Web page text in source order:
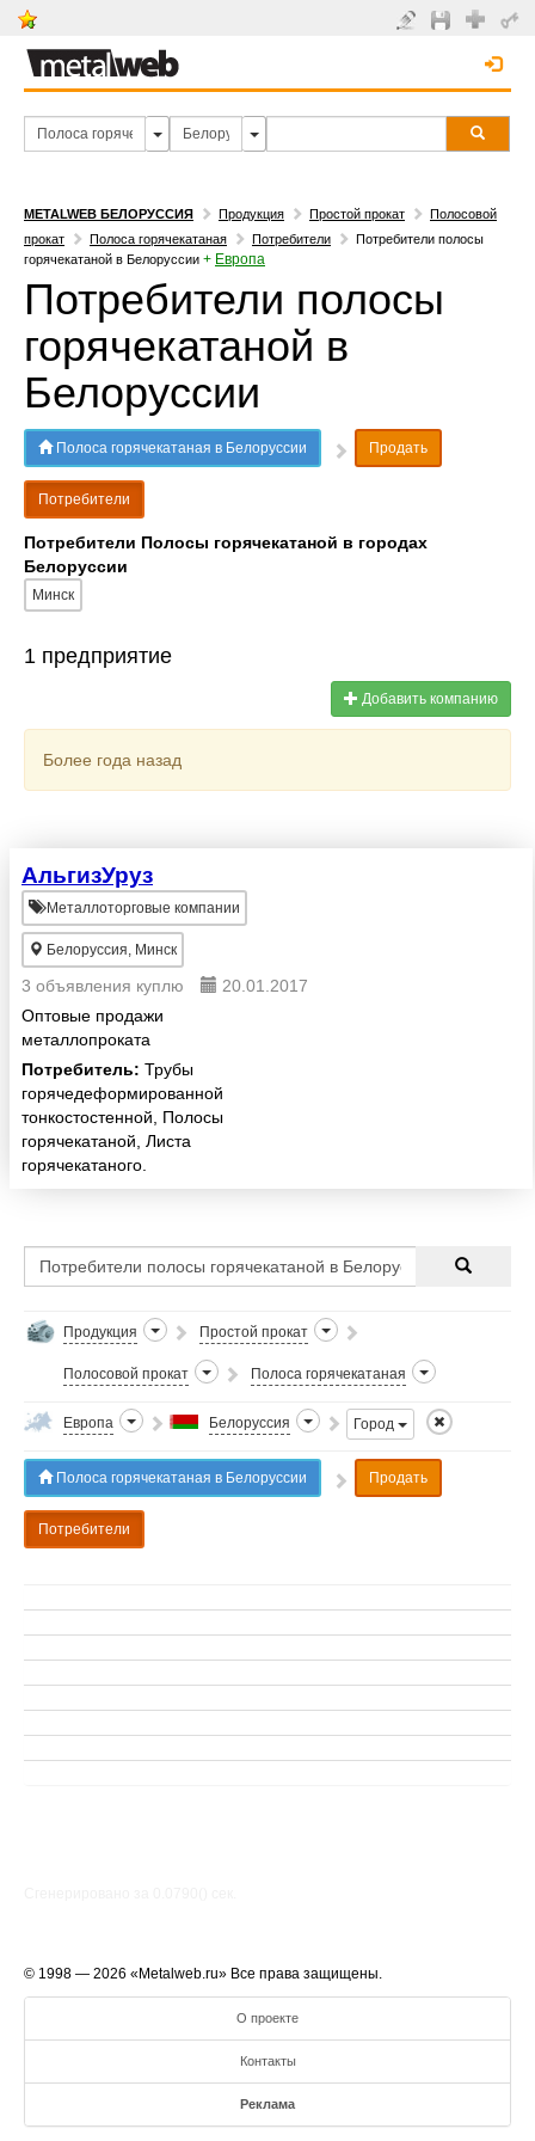
METALWEB БЕЛОРУССИЯ Продукция Простой прокат
Полосовой
прокат
Полоса горячекатаная Потребители
Потребители полосы
горячекатаной в Белоруссии + Европа
Потребители полосы
горячекатаной в
Белоруссии
Полоса горячекатаная в Белоруссии Продать
Потребители
Потребители Полосы горячекатаной в городах
Белоруссии
Минск
1 предприятие
Добавить компанию
Более года назад
АльгизУруз
Металлоторговые компании
Белоруссия, Минск
3 объявления куплю
20.01.2017
Оптовые продажи
металлопроката
Потребитель: Трубы
горячедеформированной
тонкостостенной, Полосы
горячекатаной, Листа
горячекатаного.
Продукция Простой прокат
Полосовой прокат Полоса горячекатаная
Европа Белоруссия Город
Полоса горячекатаная в Белоруссии Продать
Потребители
© 1998 — 2026 «Metalweb.ru» Все права защищены.
О проекте
Контакты
Реклама